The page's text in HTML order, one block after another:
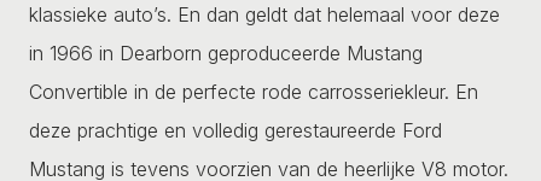
klassieke auto’s. En dan geldt dat helemaal voor deze
in 1966 in Dearborn geproduceerde Mustang
Convertible in de perfecte rode carrosseriekleur. En
deze prachtige en volledig gerestaureerde Ford
Mustang is tevens voorzien van de heerlijke V8 motor.